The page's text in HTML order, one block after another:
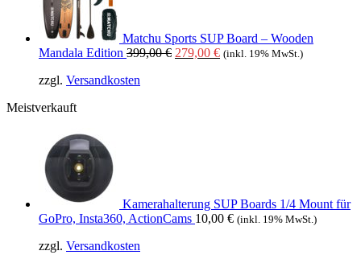
Matchu Sports SUP Board – Wooden
Mandala Edition 399,00€ Ursprünglicher
279,00 €Aktueller
(inkl. 19% MwSt.)
zzgl. Versandkosten
Meistverkauft
Kamerahalterung SUP Boards 1/4 Mount für
GoPro, Insta360, ActionCams 10,00 € (inkl. 19% MwSt.)
zzgl. Versandkosten